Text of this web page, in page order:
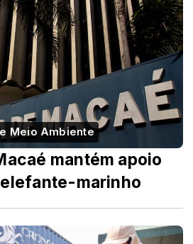
Meio Ambiente
mantém apoio
marinho